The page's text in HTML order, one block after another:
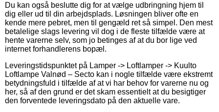
Du kan også beslutte dig for at vælge udbringning hjem til
dig eller ud til din arbejdsplads. Løsningen bliver ofte en
kende mere pebret, men til gengæld ret så simpel. Den mest
betalelige slags levering vil dog i de fleste tilfælde være at
hente varerne selv, som jo betinges af at du bor lige ved
internet forhandlerens bopæl.
Leveringstidspunktet på Lamper -> Loftlamper -> Kuulto
Loftlampe Valnød – Secto kan i nogle tilfælde være ekstremt
betydningsfuld i tilfælde af at vi har behov for varerne nu og
her, så af den grund er det skam essentielt at du besigtiger
den forventede leveringsdato på den aktuelle vare.